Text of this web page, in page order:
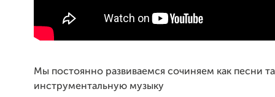
Мы постоянно развиваемся сочиняем как песни
инструментальную музыку